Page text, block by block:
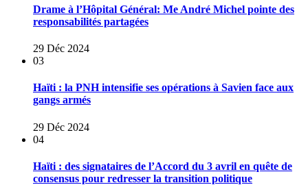
Drame à l’Hôpital Général: Me André Michel pointe des
responsabilités partagées
29 Déc 2024
03
Haïti : la PNH intensifie ses opérations à Savien face aux
gangs armés
29 Déc 2024
04
Haïti : des signataires de l’Accord du 3 avril en quête de
consensus pour redresser la transition politique